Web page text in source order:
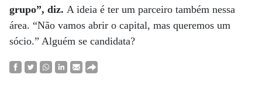
grupo”, diz. A ideia é ter um parceiro também nessa
área. “Não vamos abrir o capital, mas queremos um
sócio.” Alguém se candidata?